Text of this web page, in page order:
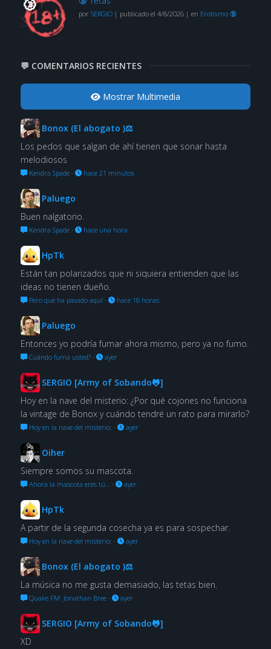
por SERGIO| publicado el 4/8/2026| en Erotismo 🔞
💬 COMENTARIOS RECIENTES
Mostrar Multimedia
Bonox (El abogato )⚖
Los pedos que salgan de ahí tienen que sonar hasta
melodiosos
Kendra Spade· hace 21 minutos
Paluego
Buen nalgatorio.
Kendra Spade· hace una hora
HpTk
Están tan polarizados que ni siquiera entienden que las
ideas no tienen dueño.
Pero qué ha pasado aquí· hace 18 horas
Paluego
Entonces yo podría fumar ahora mismo, pero ya no fumo.
Cuándo fuma usted?· ayer
SERGIO [Army of Sobando🐸]
Hoy en la nave del misterio: ¿Por qué cojones no funciona
la vintage de Bonox y cuándo tendré un rato para mirarlo?
Hoy en la nave del misterio: · ayer
Oiher
Siempre somos su mascota.
Ahora la mascota eres tú… · ayer
HpTk
A partir de la segunda cosecha ya es para sospechar.
Hoy en la nave del misterio: · ayer
Bonox (El abogato )⚖
La música no me gusta demasiado, las tetas bien.
Quake FM: Jonathan Bree· ayer
SERGIO [Army of Sobando🐸]
XD